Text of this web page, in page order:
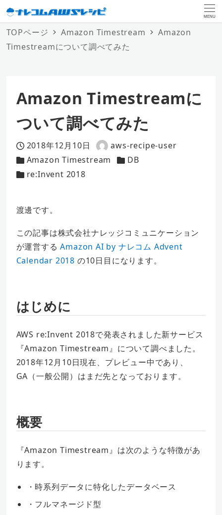
MENU
TOPページ Amazon Timestream
Amazon
Timestreamについて調べてみた
Amazon Timestreamに
ついて調べてみた
投稿日
2018年12月10日
著
者
aws-recipe-user
カテゴリー
Amazon Timestream
カテゴリー
DB
カテゴリー
re:Invent 2018
渡邊です。
この記事は株式会社ナレッジコミュニケーション
が運営するAmazon AI by ナレコム Advent
Calendar 2018 の10日目になります。
はじめに
AWS re:Invent 2018で発表されました新サービス
『Amazon Timestream』について調べました。
2018年12月10日現在、プレビュー中であり、
GA（一般公開）はまだ先となっております。
概要
『Amazon Timestream』は次のような特徴があ
ります。
・時系列データに特化したデータベース
・フルマネージド型